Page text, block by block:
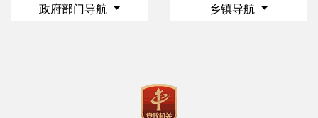
政府部门导航 乡镇导航